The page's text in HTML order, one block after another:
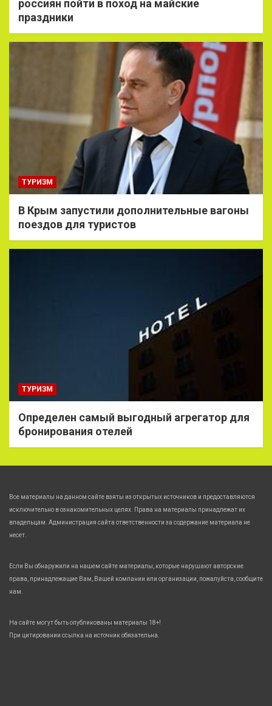
россиян пойти в поход на майские
праздники
ТУРИЗМ
В Крым запустили дополнительные вагоны
поездов для туристов
ТУРИЗМ
Определен самый выгодный агрегатор для
бронирования отелей
Все материалы на данном сайте взяты из открытых источников и предоставляются
исключительно в ознакомительных целях. Права на материалы принадлежат их
владельцам. Администрация сайта ответственности за содержание материала не
несет.
Если Вы обнаружили на нашем сайте материалы, которые нарушают авторские
права, принадлежащие Вам, Вашей компании или организации, пожалуйста, сообщите
нам.
На сайте могут быть опубликованы материалы 18+!
При цитировании ссылка на источник обязательна.